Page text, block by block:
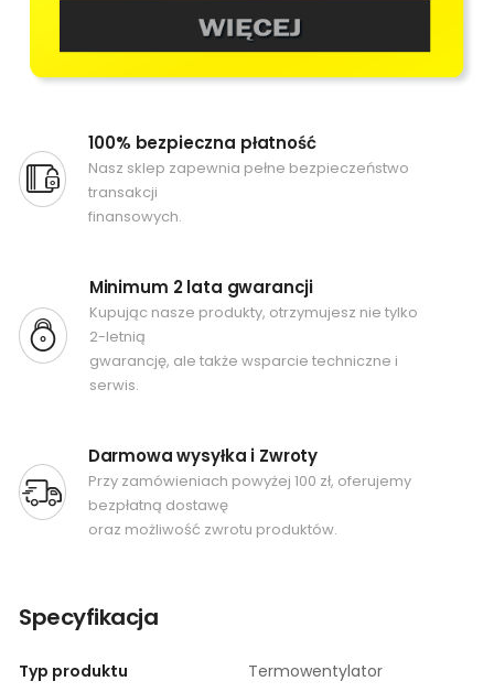
100% bezpieczna płatność
Nasz sklep zapewnia pełne bezpieczeństwo
transakcji
finansowych.
Minimum 2 lata gwarancji
Kupując nasze produkty, otrzymujesz nie tylko
2-letnią
gwarancję, ale także wsparcie techniczne i
serwis.
Darmowa wysyłka i Zwroty
Przy zamówieniach powyżej 100 zł, oferujemy
bezpłatną dostawę
oraz możliwość zwrotu produktów.
Specyfikacja
Typ produktu
Termowentylator